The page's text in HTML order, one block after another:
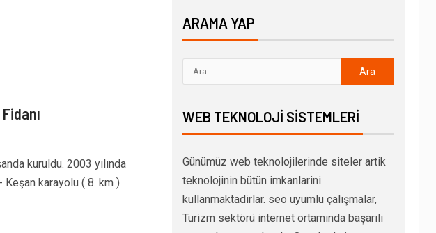
kuruldu. 2003 yılında
karayolu ( 8. km )
ARAMA YAP
WEB TEKNOLOJI SISTEMLERI
Günümüz web teknolojilerinde siteler artik
teknolojinin bütün imkanlarini
kullanmaktadirlar. seo uyumlu çalışmalar,
Turizm sektörü internet ortamında başarılı